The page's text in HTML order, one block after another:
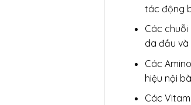
tác động
Các
da đầu và
Các
hiệu nội
Các